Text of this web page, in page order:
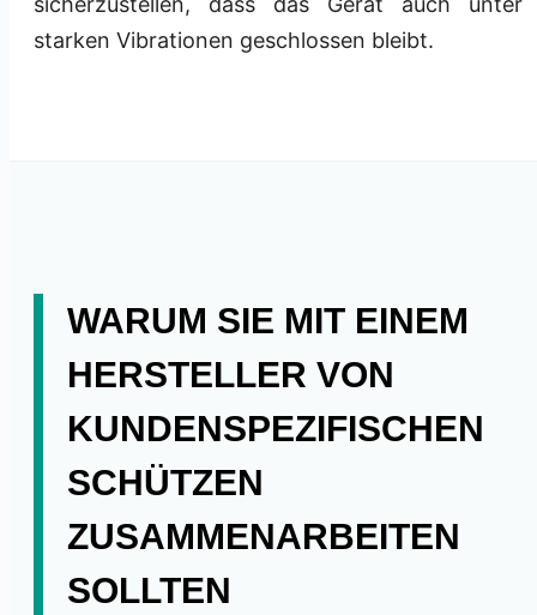
starken Vibrationen geschlossen bleibt.
WARUM SIE MIT EINEM
HERSTELLER VON
KUNDENSPEZIFISCHEN
SCHÜTZEN
ZUSAMMENARBEITEN
SOLLTEN